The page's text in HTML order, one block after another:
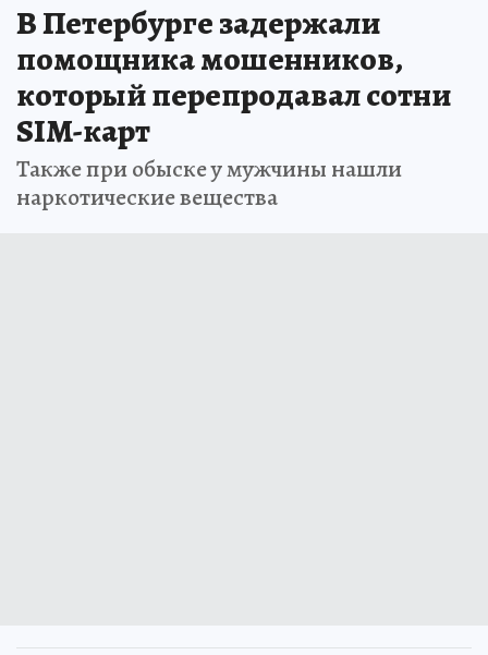
В Петербурге задержали
помощника мошенников,
который перепродавал сотни
SIM-карт
Также при обыске у мужчины нашли
наркотические вещества